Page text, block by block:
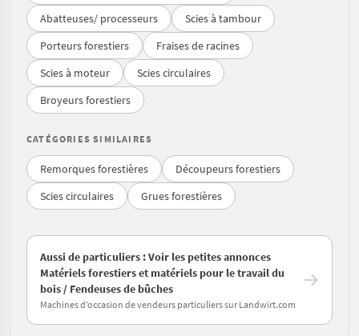
Abatteuses/ processeurs
Scies à tambour
Porteurs forestiers
Fraises de racines
Scies à moteur
Scies circulaires
Broyeurs forestiers
CATÉGORIES SIMILAIRES
Remorques forestières
Découpeurs forestiers
Scies circulaires
Grues forestières
Aussi de particuliers : Voir les petites annonces
Matériels forestiers et matériels pour le travail du
bois / Fendeuses de bûches
Machines d’occasion de vendeurs particuliers sur Landwirt.com